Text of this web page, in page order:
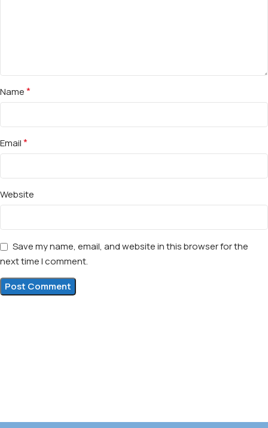
Name*
Email*
Website
Save my name, email, and website in this browser for the
next time I comment.